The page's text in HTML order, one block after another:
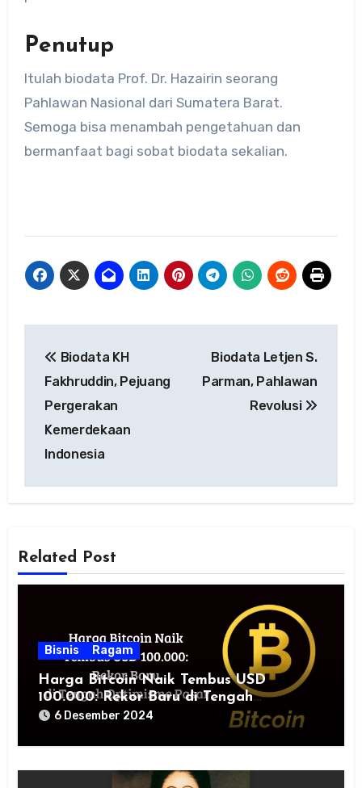
Penutup
Itulah biodata Prof. Dr. Hazairin seorang
Pahlawan Nasional dari Sumatera Barat.
Semoga bisa menambah pengetahuan dan
bermanfaat bagi sobat biodata sekalian.
pos
Biodata KH
Fakhruddin, Pejuang
Pergerakan
Kemerdekaan
Indonesia
Biodata Letjen S.
Parman, Pahlawan
Revolusi
Related Post
Bisnis Ragam
Harga Bitcoin Naik Tembus USD
100.000: Rekor Baru di Tengah
Optimisme Pasar
6 Desember 2024